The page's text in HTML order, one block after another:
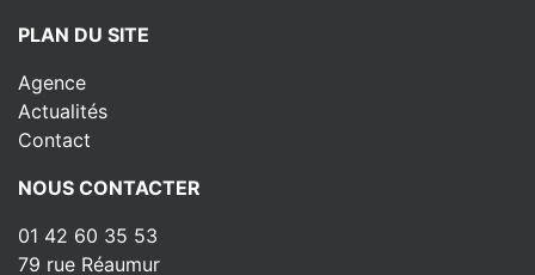
PLAN DU SITE
Agence
Actualités
Contact
NOUS CONTACTER
01 42 60 35 53
79 rue Réaumur